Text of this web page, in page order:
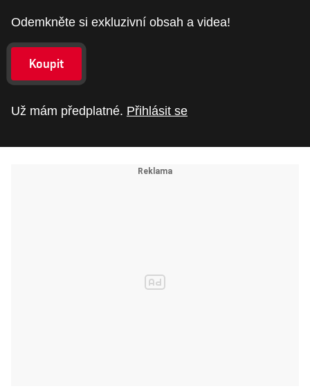
Odemkněte si exkluzivní obsah a videa!
Koupit
Už mám předplatné. Přihlásit se